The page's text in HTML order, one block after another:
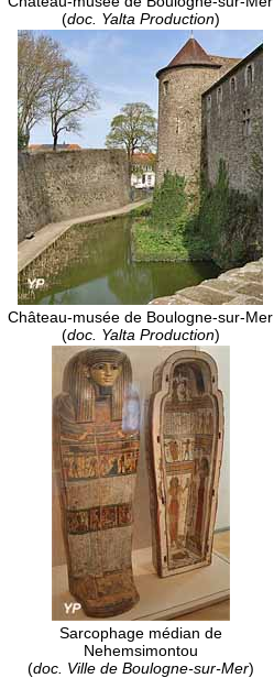
(doc. Yalta Production)
Château-musée de Boulogne-sur-Mer
(doc. Yalta Production)
Sarcophage médian de
Nehemsimontou
(doc. Ville de Boulogne-sur-Mer)